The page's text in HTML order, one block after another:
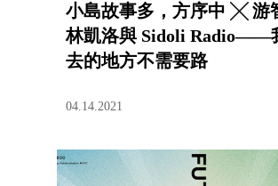
小島故事多，方序中 ╳
林凱洛與 Sidoli Radio——
去的地方不需要路
04.14.2021